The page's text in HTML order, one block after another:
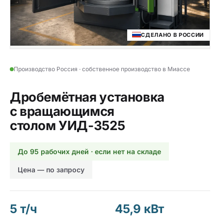
СДЕЛАНО В РОССИИ
Производство Россия · собственное производство в Миассе
Дробемётная установка
с вращающимся
столом УИД-3525
До 95 рабочих дней · если нет на складе
Цена — по запросу
5 т/ч 45,9 кВт